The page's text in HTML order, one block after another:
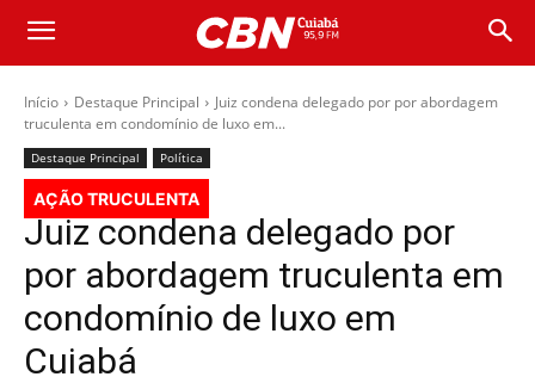
Início Destaque Principal
Juiz condena delegado por por abordagem
truculenta em condomínio de luxo em...
Destaque Principal Política
AÇÃO TRUCULENTA
Juiz condena delegado por
por abordagem truculenta em
condomínio de luxo em
Cuiabá